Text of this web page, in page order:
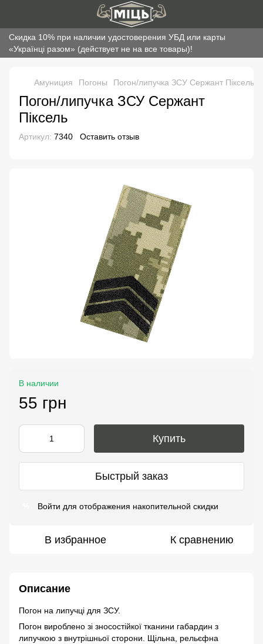
Скидка 10% при наличии удостоверения УБД или карты
«Українці разом» (действует не на все товары)!
Амуниция Погоны Погон/липучка ЗСУ Сержант Піксель
Погон/липучка ЗСУ Сержант
Піксель
Артикул: 7340 Оставить отзыв
В наличии
55 грн
Купить
Быстрый заказ
Войти для отображения накопительной скидки
В избранное К сравнению
Описание
Погон на липучці для ЗСУ.
Погон вироблено зі зносостійкої тканини габардин з
липучкою з внутрішньої сторони. Щільна, рельєфна